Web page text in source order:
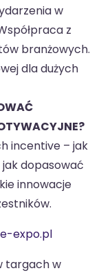
w
z
branżowych.
dla dużych
incentive – jak
dopasować
innowacje
expo.pl
targach w